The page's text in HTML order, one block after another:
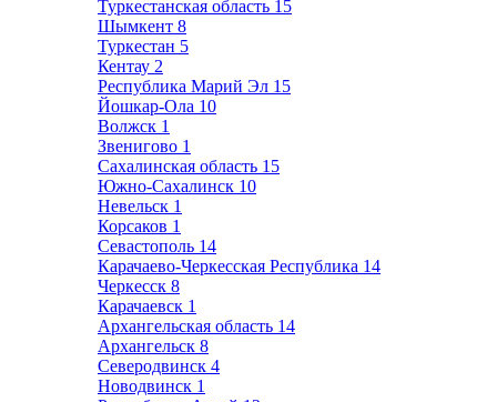
Туркестанская область 15
Шымкент 8
Туркестан 5
Кентау 2
Республика Марий Эл 15
Йошкар-Ола 10
Волжск 1
Звенигово 1
Сахалинская область 15
Южно-Сахалинск 10
Невельск 1
Корсаков 1
Севастополь 14
Карачаево-Черкесская Республика 14
Черкесск 8
Карачаевск 1
Архангельская область 14
Архангельск 8
Северодвинск 4
Новодвинск 1